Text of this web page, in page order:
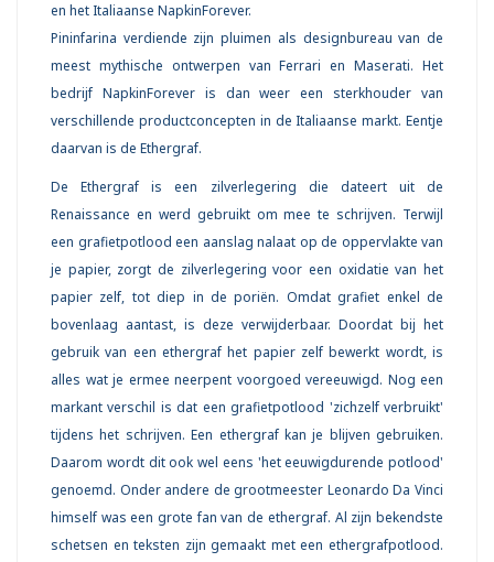
en het Italiaanse NapkinForever.
Pininfarina verdiende zijn pluimen als designbureau van de
meest mythische ontwerpen van Ferrari en Maserati. Het
bedrijf NapkinForever is dan weer een sterkhouder van
verschillende productconcepten in de Italiaanse markt. Eentje
daarvan is de Ethergraf.
De Ethergraf is een zilverlegering die dateert uit de
Renaissance en werd gebruikt om mee te schrijven. Terwijl
een grafietpotlood een aanslag nalaat op de oppervlakte van
je papier, zorgt de zilverlegering voor een oxidatie van het
papier zelf, tot diep in de poriën. Omdat grafiet enkel de
bovenlaag aantast, is deze verwijderbaar. Doordat bij het
gebruik van een ethergraf het papier zelf bewerkt wordt, is
alles wat je ermee neerpent voorgoed vereeuwigd. Nog een
markant verschil is dat een grafietpotlood 'zichzelf verbruikt'
tijdens het schrijven. Een ethergraf kan je blijven gebruiken.
Daarom wordt dit ook wel eens 'het eeuwigdurende potlood'
genoemd. Onder andere de grootmeester Leonardo Da Vinci
himself was een grote fan van de ethergraf. Al zijn bekendste
schetsen en teksten zijn gemaakt met een ethergrafpotlood.